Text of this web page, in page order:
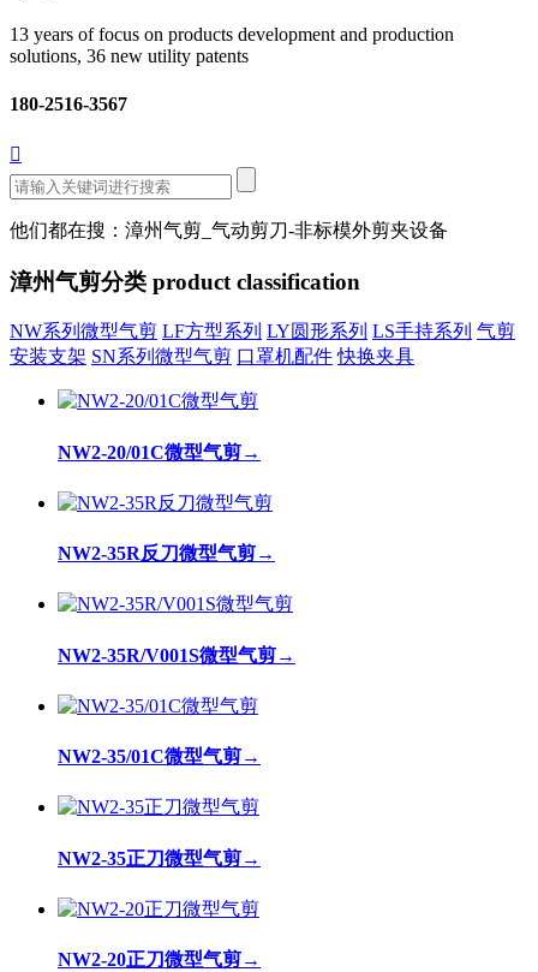
13 years of focus on products development and production
solutions, 36 new utility patents
180-2516-3567

他们都在搜：漳州气剪_气动剪刀-非标模外剪夹设备
漳州气剪分类 product classification
NW系列微型气剪 LF方型系列 LY圆形系列 LS手持系列 气剪
安装支架 SN系列微型气剪 口罩机配件 快换夹具
NW2-20/01C微型气剪→
NW2-35R反刀微型气剪→
NW2-35R/V001S微型气剪→
NW2-35/01C微型气剪→
NW2-35正刀微型气剪→
NW2-20正刀微型气剪→